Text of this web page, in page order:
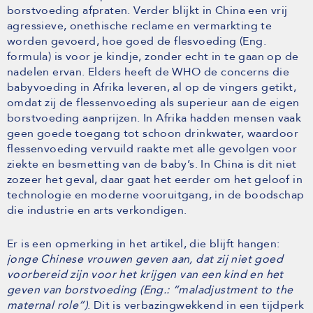
borstvoeding afpraten. Verder blijkt in China een vrij
agressieve, onethische reclame en vermarkting te
worden gevoerd, hoe goed de flesvoeding (Eng.
formula) is voor je kindje, zonder echt in te gaan op de
nadelen ervan. Elders heeft de WHO de concerns die
babyvoeding in Afrika leveren, al op de vingers getikt,
omdat zij de flessenvoeding als superieur aan de eigen
borstvoeding aanprijzen. In Afrika hadden mensen vaak
geen goede toegang tot schoon drinkwater, waardoor
flessenvoeding vervuild raakte met alle gevolgen voor
ziekte en besmetting van de baby’s. In China is dit niet
zozeer het geval, daar gaat het eerder om het geloof in
technologie en moderne vooruitgang, in de boodschap
die industrie en arts verkondigen.
Er is een opmerking in het artikel, die blijft hangen:
jonge Chinese vrouwen geven aan, dat zij niet goed
voorbereid zijn voor het krijgen van een kind en het
geven van borstvoeding (Eng.: “maladjustment to the
maternal role”). Dit is verbazingwekkend in een tijdperk